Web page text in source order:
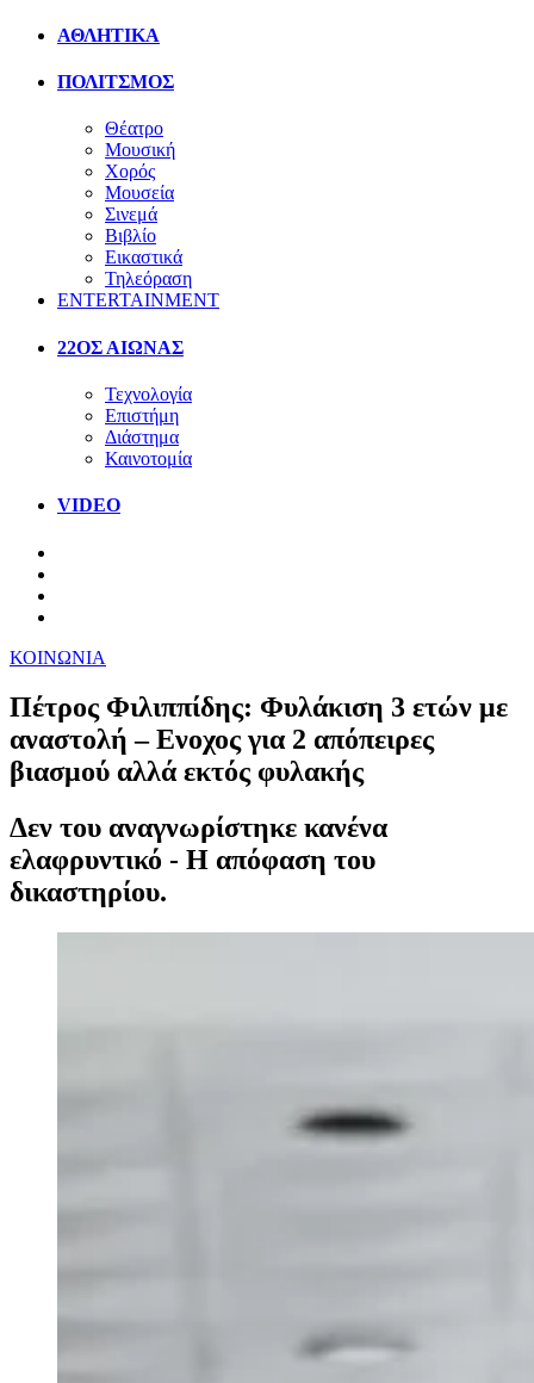
ΑΘΛΗΤΙΚΑ
ΠΟΛΙΤΣΜΟΣ
Θέατρο
Μουσική
Χορός
Μουσεία
Σινεμά
Βιβλίο
Εικαστικά
Τηλεόραση
ENTERTAINMENT
22ΟΣ ΑΙΩΝΑΣ
Τεχνολογία
Επιστήμη
Διάστημα
Καινοτομία
VIDEO
ΚΟΙΝΩΝΙΑ
Πέτρος Φιλιππίδης: Φυλάκιση 3 ετών με
αναστολή – Ενοχος για 2 απόπειρες
βιασμού αλλά εκτός φυλακής
Δεν του αναγνωρίστηκε κανένα
ελαφρυντικό - Η απόφαση του
δικαστηρίου.